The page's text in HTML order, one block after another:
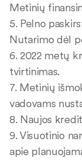
Metinių
5. Pelno
Nutarimo dėl
6. 2022 metų
tvirtinimas.
7. Metinių
vadovams
8. Naujos
9. Visuotinio
apie